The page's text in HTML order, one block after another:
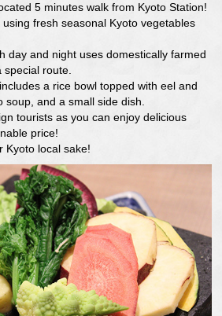
5 minutes walk from Kyoto Station!
fresh seasonal Kyoto vegetables
day and night uses domestically farmed
route.
a rice bowl topped with eel and
and a small side dish.
tourists as you can enjoy delicious
price!
Kyoto local sake!